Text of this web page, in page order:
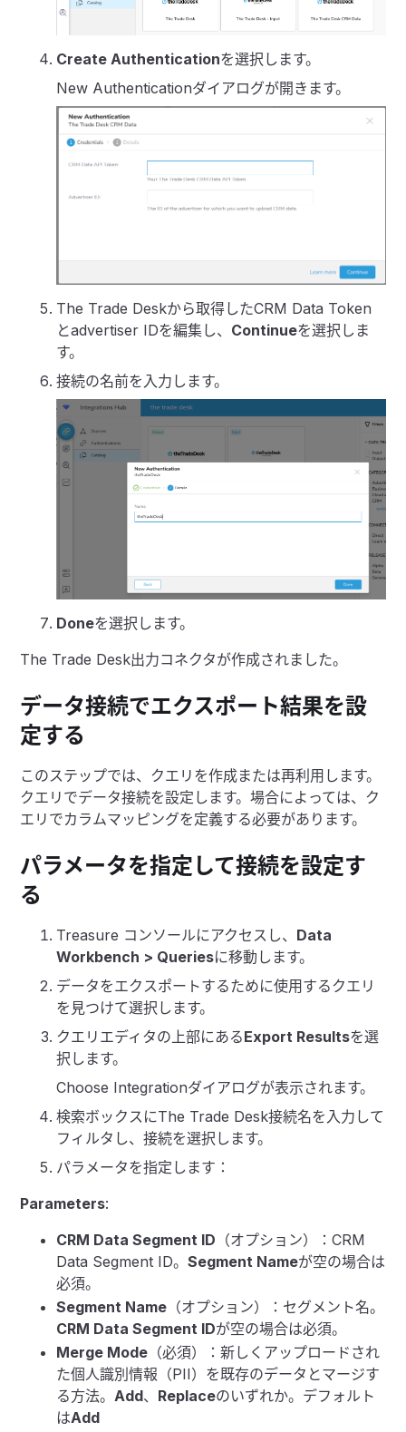
Create Authenticationを選択します。
New Authenticationダイアログが開きます。
The Trade Deskから取得したCRM Data Token
とadvertiser IDを編集し、 Continueを選択しま
す。
接続の名前を入力します。
Doneを選択します。
The Trade Desk出力コネクタが作成されました。
データ接続でエクスポート結果を設
定する
このステップでは、クエリを作成または再利用します。
クエリでデータ接続を設定します。場合によっては、ク
エリでカラムマッピングを定義する必要があります。
パラメータを指定して接続を設定す
る
Treasure コンソールにアクセスし、 Data
Workbench > Queriesに移動します。
データをエクスポートするために使用するクエリ
を見つけて選択します。
クエリエディタの上部にあるExport Resultsを選
択します。
Choose Integrationダイアログが表示されます。
検索ボックスにThe Trade Desk接続名を入力して
フィルタし、接続を選択します。
パラメータを指定します：
Parameters:
CRM Data Segment ID （オプション）：CRM
Data Segment ID。Segment Nameが空の場合は
必須。
Segment Name （オプション）：セグメント名。
CRM Data Segment IDが空の場合は必須。
Merge Mode （必須）：新しくアップロードされ
た個人識別情報（PII）を既存のデータとマージす
る方法。 Add、 Replaceのいずれか。デフォルト
はAdd